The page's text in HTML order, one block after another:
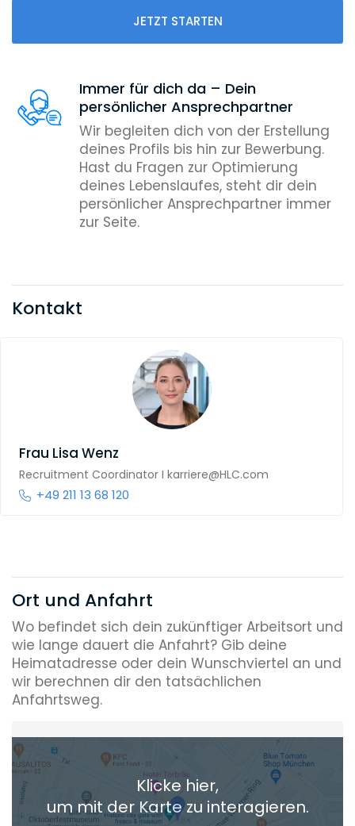
JETZT STARTEN
Immer für dich da – Dein
persönlicher Ansprechpartner
Wir begleiten dich von der Erstellung
deines Profils bis hin zur Bewerbung.
Hast du Fragen zur Optimierung
deines Lebenslaufes, steht dir dein
persönlicher Ansprechpartner immer
zur Seite.
Kontakt
Frau Lisa Wenz
Recruitment Coordinator I karriere@HLC.com
+49 211 13 68 120
Ort und Anfahrt
Wo befindet sich dein zukünftiger Arbeitsort und
wie lange dauert die Anfahrt? Gib deine
Heimatadresse oder dein Wunschviertel an und
wir berechnen dir den tatsächlichen
Anfahrtsweg.
Heimatadresse oder Wunschort
+ Aktuellen Standort hinzufügen
Klicke hier,
um mit der Karte zu interagieren.